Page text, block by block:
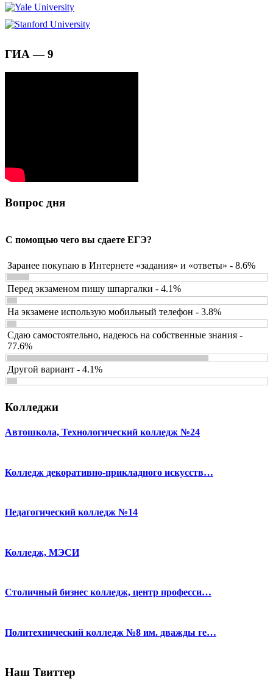
ГИА — 9
Вопрос дня
С помощью чего вы сдаете ЕГЭ?
Заранее покупаю в Интернете «задания» и «ответы» - 8.6%
Перед экзаменом пишу шпаргалки - 4.1%
На экзамене использую мобильный телефон - 3.8%
Сдаю самостоятельно, надеюсь на собственные знания -
77.6%
Другой вариант - 4.1%
Колледжи
Автошкола, Технологический колледж №24
Колледж декоративно-прикладного искусств…
Педагогический колледж №14
Колледж, МЭСИ
Столичный бизнес колледж, центр професси…
Политехнический колледж №8 им. дважды ге…
Наш Твиттер